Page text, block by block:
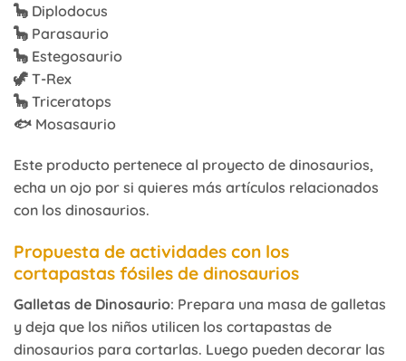
🦕 Diplodocus
🦕 Parasaurio
🦕 Estegosaurio
🦖 T-Rex
🦕 Triceratops
🐟 Mosasaurio
Este producto pertenece al proyecto de dinosaurios,
echa un ojo por si quieres más artículos relacionados
con los dinosaurios.
Propuesta de actividades con los
cortapastas fósiles de dinosaurios
Galletas de Dinosaurio: Prepara una masa de galletas
y deja que los niños utilicen los cortapastas de
dinosaurios para cortarlas. Luego pueden decorar las